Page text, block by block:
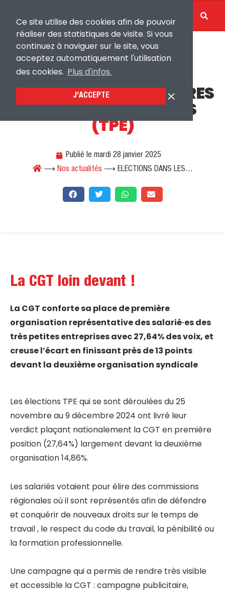
Ce site utilise des cookies afin de pouvoir
réaliser des statistiques de visite. Si vous
continuez à naviguer sur le site, vous
acceptez automatiquement l'utilisation
des cookies. Plus d'infos.
J'ACCEPTE
ELECTIONS DANS LES TRES
PETITES ENTREPRISES
(TPE)
Publié le mardi 28 janvier 2025
⟶ Nos actualités ⟶ ELECTIONS DANS LES…
La CGT loin devant !
La CGT conforte sa place de première
organisation représentativedes salarié·es des
très petites entreprises avec 27,64% des voix, et
creuse l’écart en finissant près de 13 points
devant la deuxième organisation syndicale
Les élections TPE qui se sont déroulées du 25
novembre au 9 décembre 2024 ont livré leur
verdict plaçant nationalement la CGT en première
position (27,64%) largement devant la deuxième
organisation 14,86%.
Les salariés votaient pour élire des commissions
régionales où il sont représentés afin de défendre
et conquérir de nouveaux droits sur le temps de
travail , le respect du code du travail, la pénibilité ou
la formation professionnelle.
Une campagne qui a permis de rendre très visible
et accessible la CGT : campagne publicitaire,